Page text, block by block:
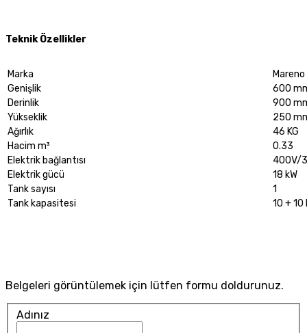
Teknik Özellikler
Marka
Mareno
Genişlik
600
Derinlik
900
Yükseklik
250
Ağırlık
46 KG
Hacim m³
0.33
Elektrik bağlantısı
400V/
Elektrik gücü
18 kW
Tank sayısı
1
Tank kapasitesi
10 + 10
Belgeleri görüntülemek için lütfen formu doldurunuz.
Adınız